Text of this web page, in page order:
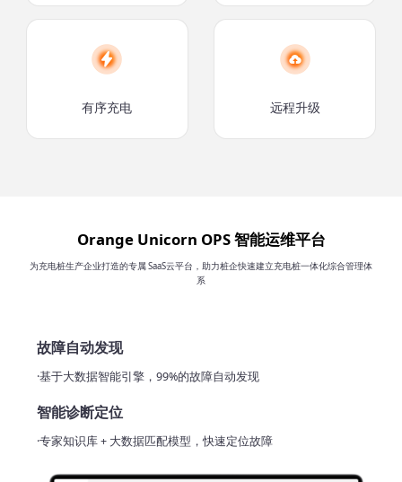
有序充电 远程升级
Orange Unicorn OPS 智能运维平台
为充电桩生产企业打造的专属 SaaS云平台，助力桩企快速建立充电桩一体化综合管理体
系
故障自动发现
·基于大数据智能引擎，99%的故障自动发现
智能诊断定位
·专家知识库 + 大数据匹配模型，快速定位故障